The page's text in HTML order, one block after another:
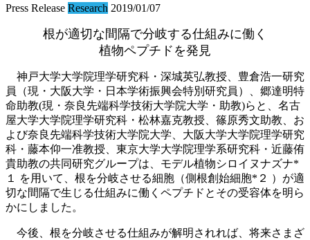
Press Release Research 2019/01/07
根が適切な間隔で分岐する仕組みに働く
植物ペプチドを発見
神戸大学大学院理学研究科・深城英弘教授、豊倉浩一研究
員（現・大阪大学・日本学術振興会特別研究員）、郷達明特
命助教(現・奈良先端科学技術大学院大学・助教)らと、名古
屋大学大学院理学研究科・松林嘉克教授、篠原秀文助教、お
よび奈良先端科学技術大学院大学、大阪大学大学院理学研究
科・藤本仰一准教授、東京大学大学院理学系研究科・近藤侑
貴助教の共同研究グループは、モデル植物シロイヌナズナ*
１ を用いて、根を分岐させる細胞（側根創始細胞*２ ）が適
切な間隔で生じる仕組みに働くペプチドとその受容体を明ら
かにしました。
今後、根を分岐させる仕組みが解明されれば、将来さまざ